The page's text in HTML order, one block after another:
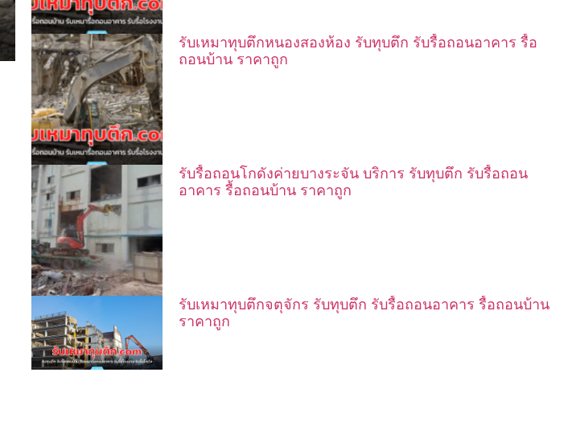
รับเหมาทุบตึกหนองสองห้อง รับทุบตึก รับรื้อถอนอาคาร รื้อ
ถอนบ้าน ราคาถูก
รับรื้อถอนโกดังค่ายบางระจัน บริการ รับทุบตึก รับรื้อถอน
อาคาร รื้อถอนบ้าน ราคาถูก
รับเหมาทุบตึกจตุจักร รับทุบตึก รับรื้อถอนอาคาร รื้อถอนบ้าน
ราคาถูก